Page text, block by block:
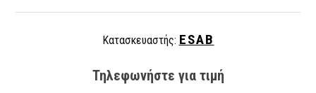
Κατασκευαστής: ESAB
Τηλεφωνήστε για τιμή